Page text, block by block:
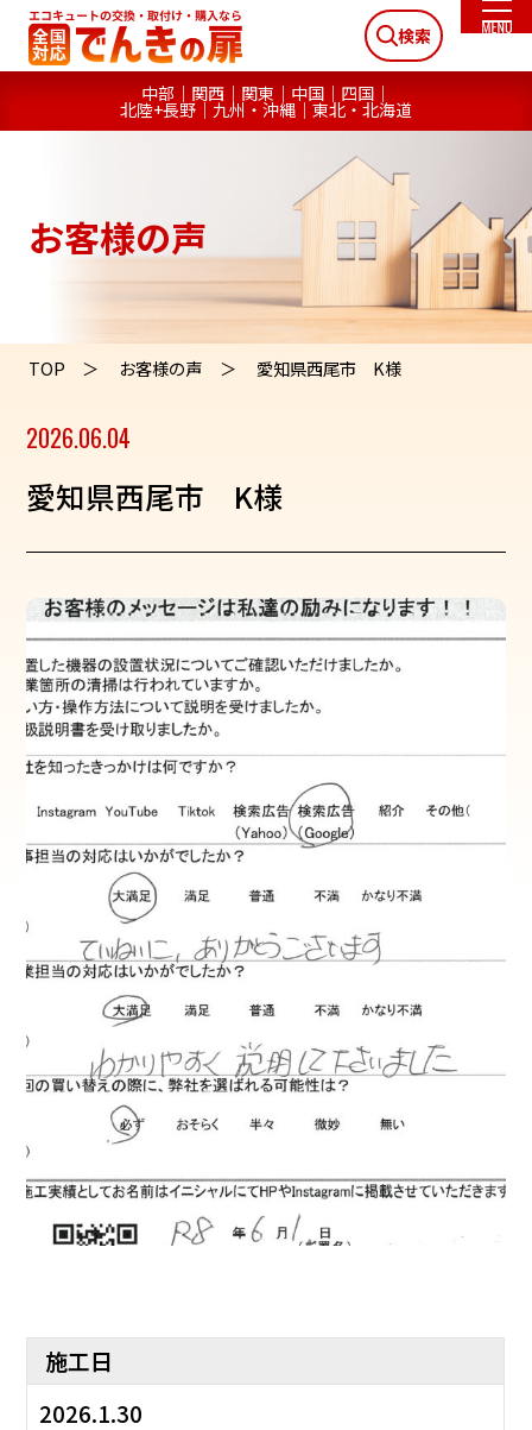
検索
中部 関西 関東 中国 四国
北陸+長野 九州・沖縄 東北・北海道
お客様の声
TOP お客様の声 愛知県西尾市 K様
2026.06.04
愛知県西尾市 K様
施工日
2026.1.30